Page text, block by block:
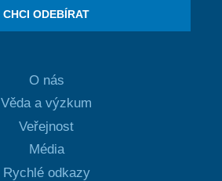
CHCI ODEBÍRAT
O nás
Věda a výzkum
Veřejnost
Média
Rychlé odkazy